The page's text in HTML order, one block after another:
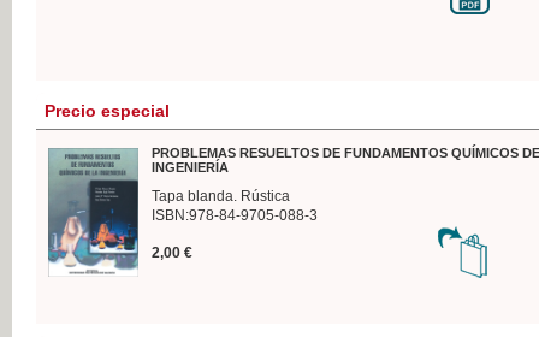
Precio especial
PROBLEMAS RESUELTOS DE FUNDAMENTOS QUÍMICOS
INGENIERÍA
Tapa blanda. Rústica
ISBN:978-84-9705-088-3
2,00 €